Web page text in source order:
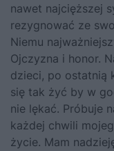
nawet najcięższej
rezygnować ze
Niemu
Ojczyzna i honor.
dzieci, po ostatnią
się tak żyć by w
nie lękać. Próbuje
każdej chwili
życie. Mam